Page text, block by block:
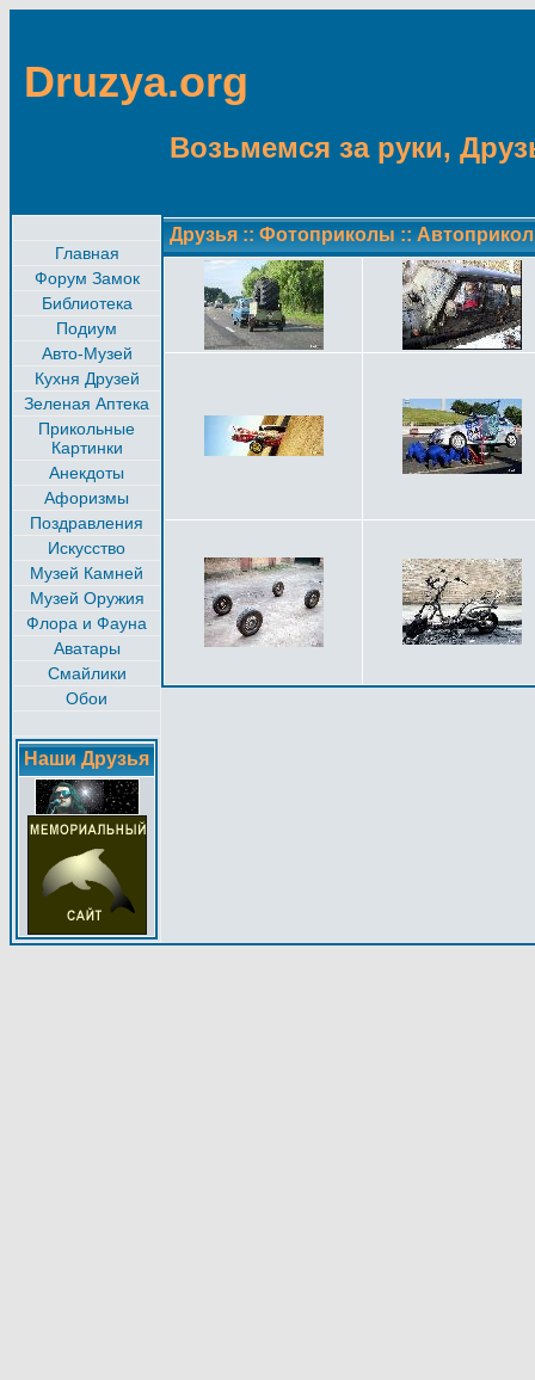
Druzya.org
Возьмемся за руки,
Главная
Форум Замок
Библиотека
Подиум
Авто-Музей
Кухня Друзей
Зеленая Аптека
Прикольные
Картинки
Анекдоты
Афоризмы
Поздравления
Искусство
Музей Камней
Музей Оружия
Флора и Фауна
Аватары
Смайлики
Обои
Наши Друзья
Друзья :: Фотоприколы ::